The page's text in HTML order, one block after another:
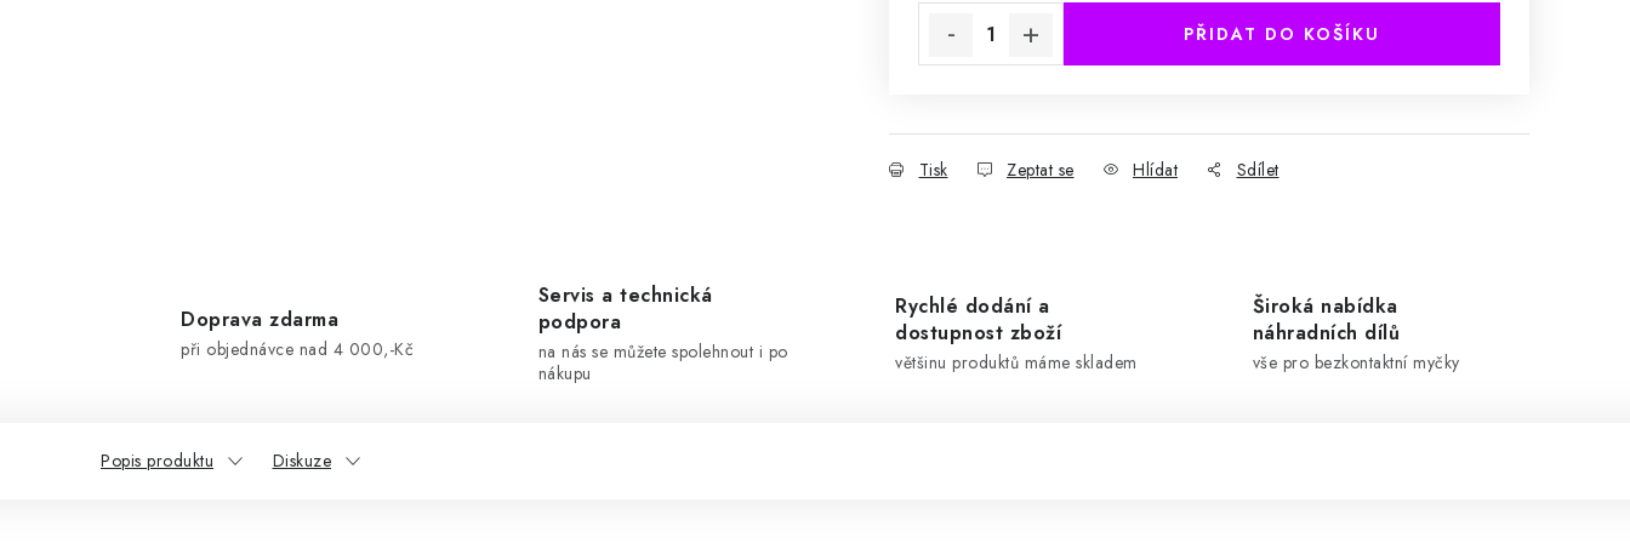
PŘIDAT DO KOŠÍKU
Tisk Zeptat se Hlídat Sdílet
Doprava zdarma
při objednávce nad 4 000,-Kč
Servis a technická
podpora
na nás se můžete spolehnout i po
nákupu
Rychlé dodání a
dostupnost zboží
většinu produktů máme skladem
Široká nabídka
náhradních dílů
vše pro bezkontaktní myčky
Popis produktu Diskuze